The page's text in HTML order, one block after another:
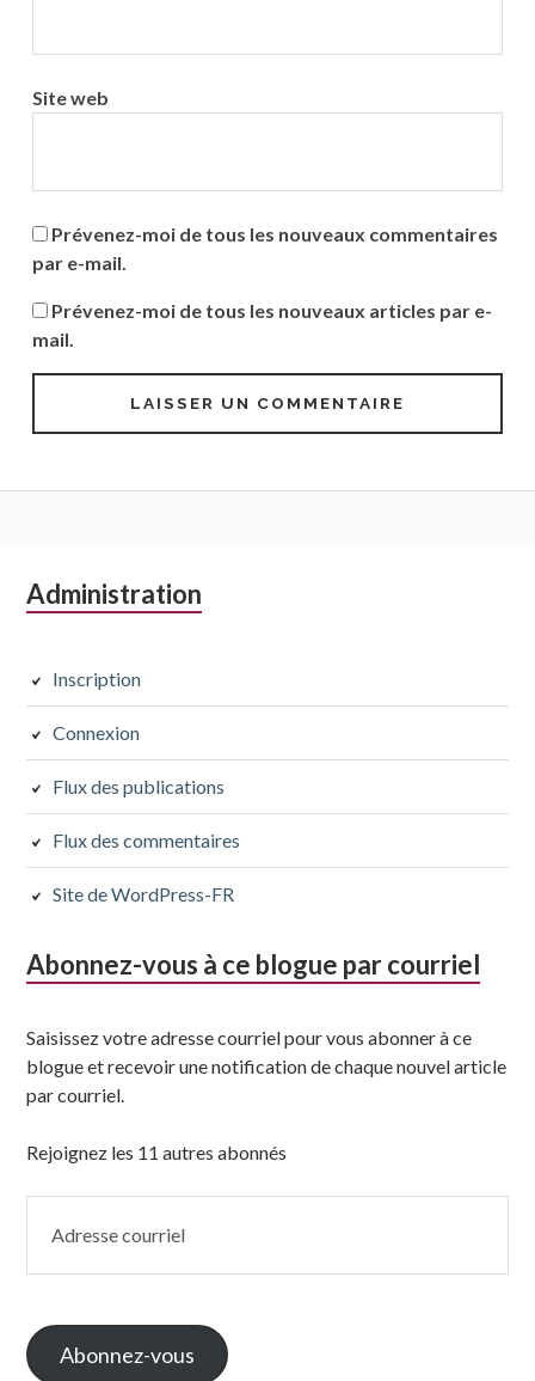
Site web
Prévenez-moi de tous les nouveaux commentaires
par e-mail.
Prévenez-moi de tous les nouveaux articles par e-
mail.
Colonne
subsidiaire
Administration
Inscription
Connexion
Flux des publications
Flux des commentaires
Site de WordPress-FR
Abonnez-vous à ce blogue par courriel
Saisissez votre adresse courriel pour vous abonner à ce
blogue et recevoir une notification de chaque nouvel article
par courriel.
Rejoignez les 11 autres abonnés
courriel
Abonnez-vous